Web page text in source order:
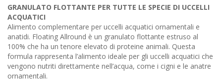
GRANULATO FLOTTANTE PER TUTTE LE SPECIE DI UCCELLI
ACQUATICI
Alimento complementare per uccelli acquatici ornamentali e
anatidi. Floating Allround è un granulato flottante estruso al
100% che ha un tenore elevato di proteine animali. Questa
formula rappresenta l’alimento ideale per gli uccelli acquatici che
vengono nutriti direttamente nell’acqua, come i cigni e le anatre
ornamentali.